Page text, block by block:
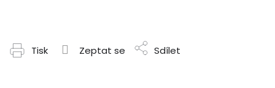
Tisk Zeptat se Sdílet